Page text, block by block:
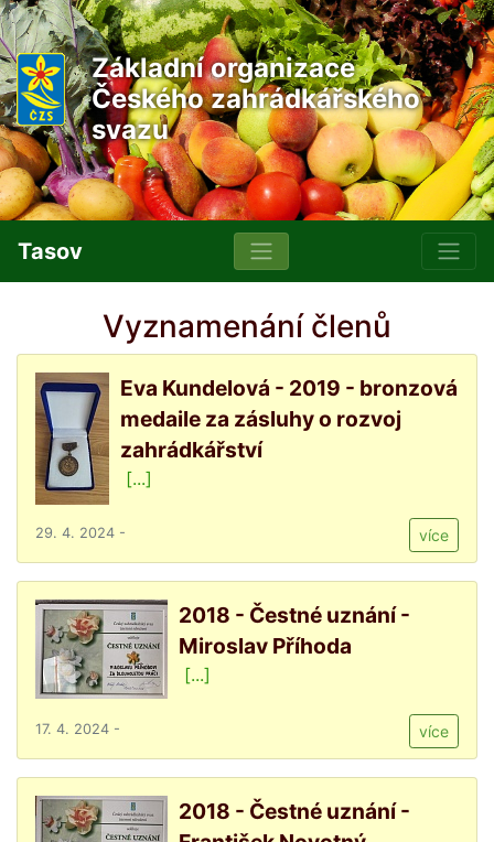
Základní organizace
Českého zahrádkářského
svazu
Tasov
Vyznamenání členů
Eva Kundelová - 2019 - bronzová
medaile za zásluhy o rozvoj
zahrádkářství
[...]
29. 4. 2024 - více
2018 - Čestné uznání -
Miroslav Příhoda
[...]
17. 4. 2024 - více
2018 - Čestné uznání -